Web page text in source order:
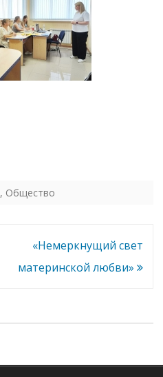
, Общество
«Немеркнущий свет
материнской любви»